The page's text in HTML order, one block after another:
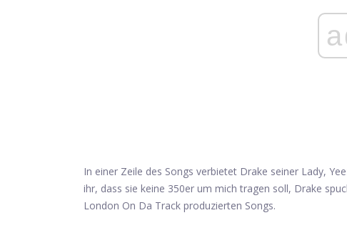
In einer Zeile des Songs verbietet Drake seiner Lady,
ihr, dass sie keine 350er um mich tragen soll, Drake
London On Da Track produzierten Songs.